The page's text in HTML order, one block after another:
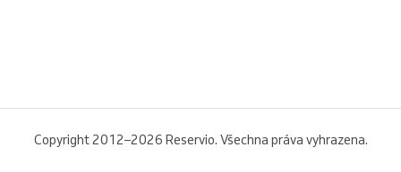
Copyright 2012–2026 Reservio. Všechna práva vyhrazena.